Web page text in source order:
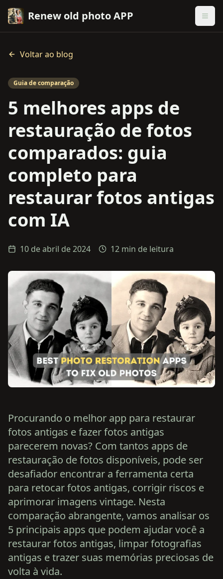
Renew old photo APP
Voltar ao blog
Guia de comparação
5 melhores apps de
restauração de fotos
comparados: guia
completo para
restaurar fotos antigas
com IA
10 de abril de 2024 12 min de leitura
Procurando o melhor app para restaurar
fotos antigas e fazer fotos antigas
parecerem novas? Com tantos apps de
restauração de fotos disponíveis, pode ser
desafiador encontrar a ferramenta certa
para retocar fotos antigas, corrigir riscos e
aprimorar imagens vintage. Nesta
comparação abrangente, vamos analisar os
5 principais apps que podem ajudar você a
restaurar fotos antigas, limpar fotografias
antigas e trazer suas memórias preciosas de
volta à vida.